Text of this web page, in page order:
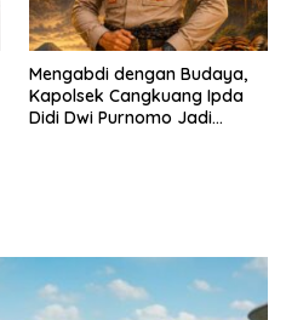
Mengabdi dengan Budaya,
Kapolsek Cangkuang Ipda
Didi Dwi Purnomo Jadi